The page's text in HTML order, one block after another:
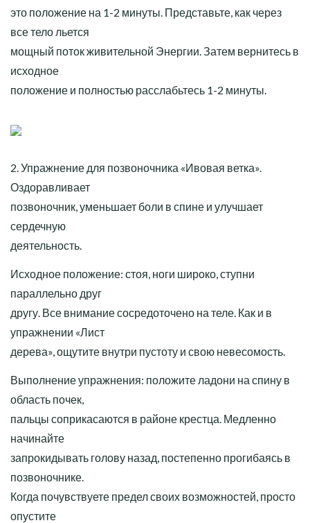
это положение на 1-2 минуты. Представьте, как через
все тело льется
мощный поток живительной Энергии. Затем вернитесь в
исходное
положение и полностью расслабьтесь 1-2 минуты.
2. Упражнение для позвоночника «Ивовая ветка».
Оздоравливает
позвоночник, уменьшает боли в спине и улучшает
сердечную
деятельность.
Исходное положение: стоя, ноги широко, ступни
параллельно друг
другу. Все внимание сосредоточено на теле. Как и в
упражнении «Лист
дерева», ощутите внутри пустоту и свою невесомость.
Выполнение упражнения: положите ладони на спину в
область почек,
пальцы соприкасаются в районе крестца. Медленно
начинайте
запрокидывать голову назад, постепенно прогибаясь в
позвоночнике.
Когда почувствуете предел своих возможностей, просто
опустите